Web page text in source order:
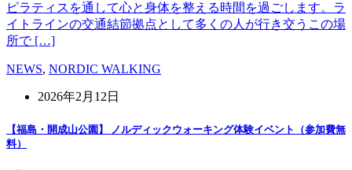
ピラティスを通して心と身体を整える時間を過ごします。ラ
イトラインの交通結節拠点として多くの人が行き交うこの場
所で […]
NEWS, NORDIC WALKING
2026年2月12日
【福島・開成山公園】 ノルディックウォーキング体験イベント（参加費無
料）